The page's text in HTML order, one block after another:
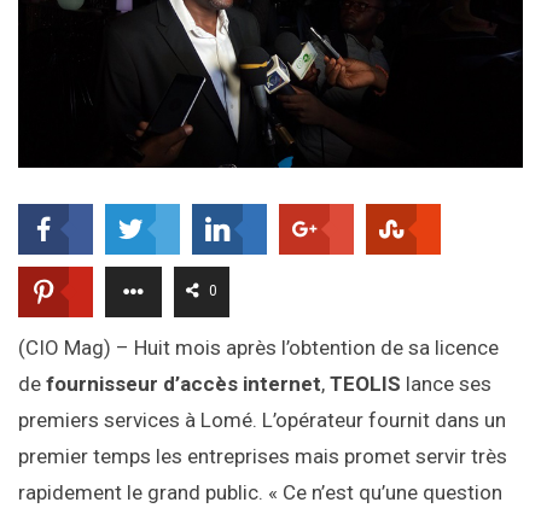
0
(CIO Mag) – Huit mois après l’obtention de sa licence
de fournisseur d’accès internet, TEOLIS lance ses
premiers services à Lomé. L’opérateur fournit dans un
premier temps les entreprises mais promet servir très
rapidement le grand public. « Ce n’est qu’une question